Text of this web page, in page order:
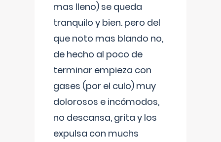
mas lleno) se queda
tranquilo y bien. pero del
que noto mas blando no,
de hecho al poco de
terminar empieza con
gases (por el culo) muy
dolorosos e incómodos,
no descansa, grita y los
expulsa con muchs